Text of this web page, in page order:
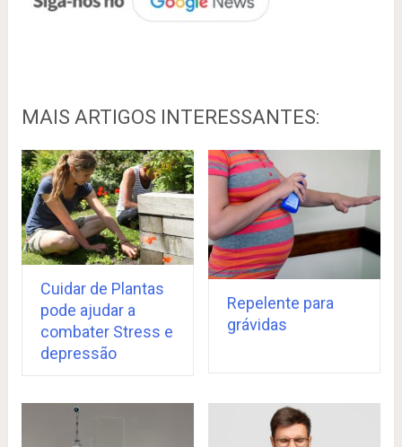
MAIS ARTIGOS INTERESSANTES:
Cuidar de Plantas
pode ajudar a
combater Stress e
depressão
Repelente para
grávidas